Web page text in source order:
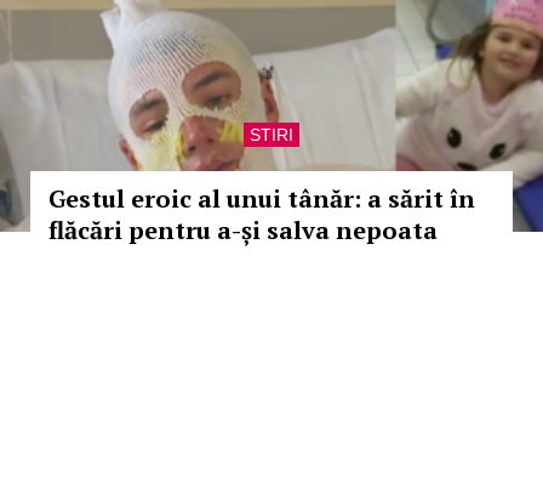
STIRI
Gestul eroic al unui tânăr: a sărit în
flăcări pentru a-și salva nepoata